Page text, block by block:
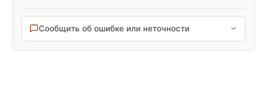
Сообщить об ошибке или неточности